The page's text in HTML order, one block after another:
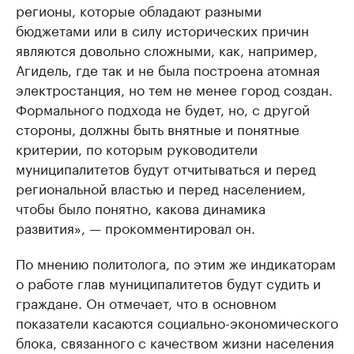
регионы, которые обладают разными
бюджетами или в силу исторических причин
являются довольно сложными, как, например,
Агидель, где так и не была построена атомная
электростанция, но тем не менее город создан.
Формального подхода не будет, но, с другой
стороны, должны быть внятные и понятные
критерии, по которым руководители
муниципалитетов будут отчитываться и перед
региональной властью и перед населением,
чтобы было понятно, какова динамика
развития», — прокомментировал он.
По мнению политолога, по этим же индикаторам
о работе глав муниципалитетов будут судить и
граждане. Он отмечает, что в основном
показатели касаются социально-экономического
блока, связанного с качеством жизни населения